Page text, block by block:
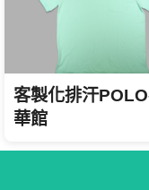
客製化排汗
華館